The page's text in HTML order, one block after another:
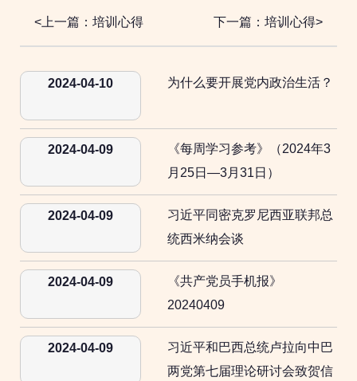
<上一篇：培训心得 下一篇：培训心得>
2024-04-10 为什么要开展党内政治生活？
2024-04-09
《每周学习参考》（2024年3
月25日—3月31日）
2024-04-09
习近平同密克罗尼西亚联邦总
统西米纳会谈
2024-04-09
《共产党员手机报》
20240409
2024-04-09
习近平和巴西总统卢拉向中巴
两党第七届理论研讨会致贺信